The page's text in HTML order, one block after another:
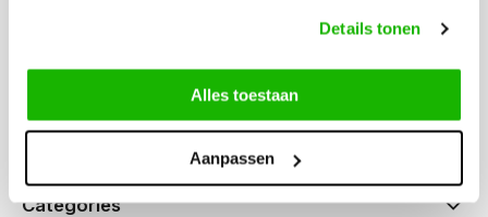
Details tonen
Alles toestaan
Aanpassen
Categories